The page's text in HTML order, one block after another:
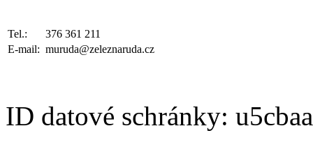
Tel.:
376 361 211
E-mail: muruda@zeleznaruda.cz
ID datové schránky: